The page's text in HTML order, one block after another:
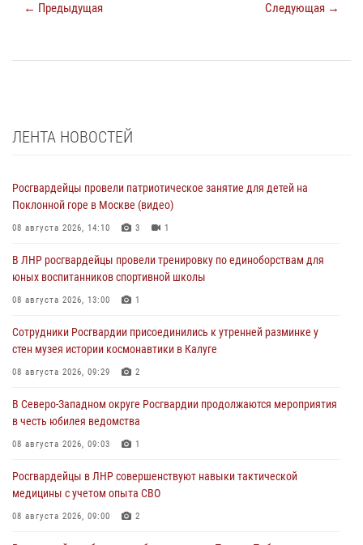
← Предыдущая Следующая →
ЛЕНТА НОВОСТЕЙ
Росгвардейцы провели патриотическое занятие для детей на
Поклонной горе в Москве (видео)
08 августа 2026, 14:10 3 1
В ЛНР росгвардейцы провели тренировку по единоборствам для
юных воспитанников спортивной школы
08 августа 2026, 13:00 1
Сотрудники Росгвардии присоединились к утренней разминке у
стен музея истории космонавтики в Калуге
08 августа 2026, 09:29 2
В Северо-Западном округе Росгвардии продолжаются мероприятия
в честь юбилея ведомства
08 августа 2026, 09:03 1
Росгвардейцы в ЛНР совершенствуют навыки тактической
медицины с учетом опыта СВО
08 августа 2026, 09:00 2